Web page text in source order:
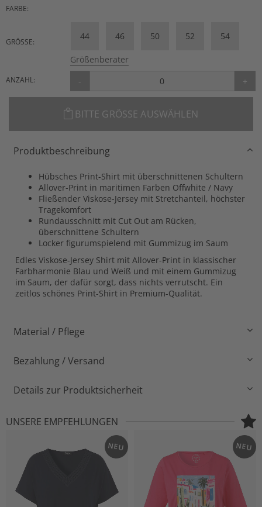
FARBE:
GRÖSSE:
44 46 50 52 54
Größenberater
ANZAHL: - +
BITTE GRÖSSE AUSWÄHLEN
Produktbeschreibung
Hübsches Print-Shirt mit überschnittenen Schultern
Allover-Print in maritimen Farben Offwhite / Navy
Fließender Viskose-Jersey mit Stretchanteil, höchster
Tragekomfort
Rundausschnitt mit Cut Out am Rücken,
überschnittene Schultern
Locker figurumspielend mit Gummizug im Saum
Edles Viskose-Jersey Shirt mit Allover-Print in klassischer
Farbharmonie Blau und Weiß und mit einem Gummizug
im Saum, der dafür sorgt, dass nichts verrutscht. Ein
zeitlos schönes Print-Shirt in Premium-Qualität.
Material / Pflege
Bezahlung / Versand
Details zur Produktsicherheit
UNSERE EMPFEHLUNGEN
NEU NEU